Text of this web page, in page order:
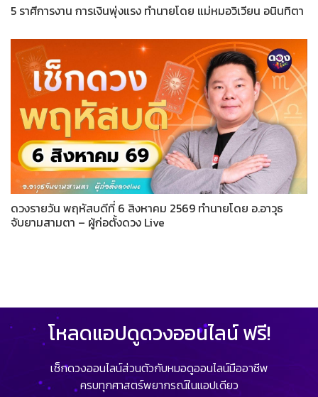
5 ราศีการงาน การเงินพุ่งแรง ทำนายโดย แม่หมอวิเวียน อนินทิตา
ดวงรายวัน พฤหัสบดีที่ 6 สิงหาคม 2569 ทำนายโดย อ.อาวุธ
จับยามสามตา – ผู้ก่อตั้งดวง Live
โหลดแอปดูดวงออนไลน์ ฟรี!
เช็กดวงออนไลน์ส่วนตัวกับหมอดูออนไลน์มืออาชีพ
ครบทุกศาสตร์พยากรณ์ในแอปเดียว